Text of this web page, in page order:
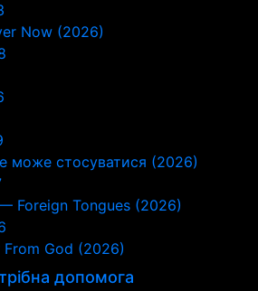
Now (2026)
може стосуватися (2026)
Foreign Tongues (2026)
From God (2026)
допомога